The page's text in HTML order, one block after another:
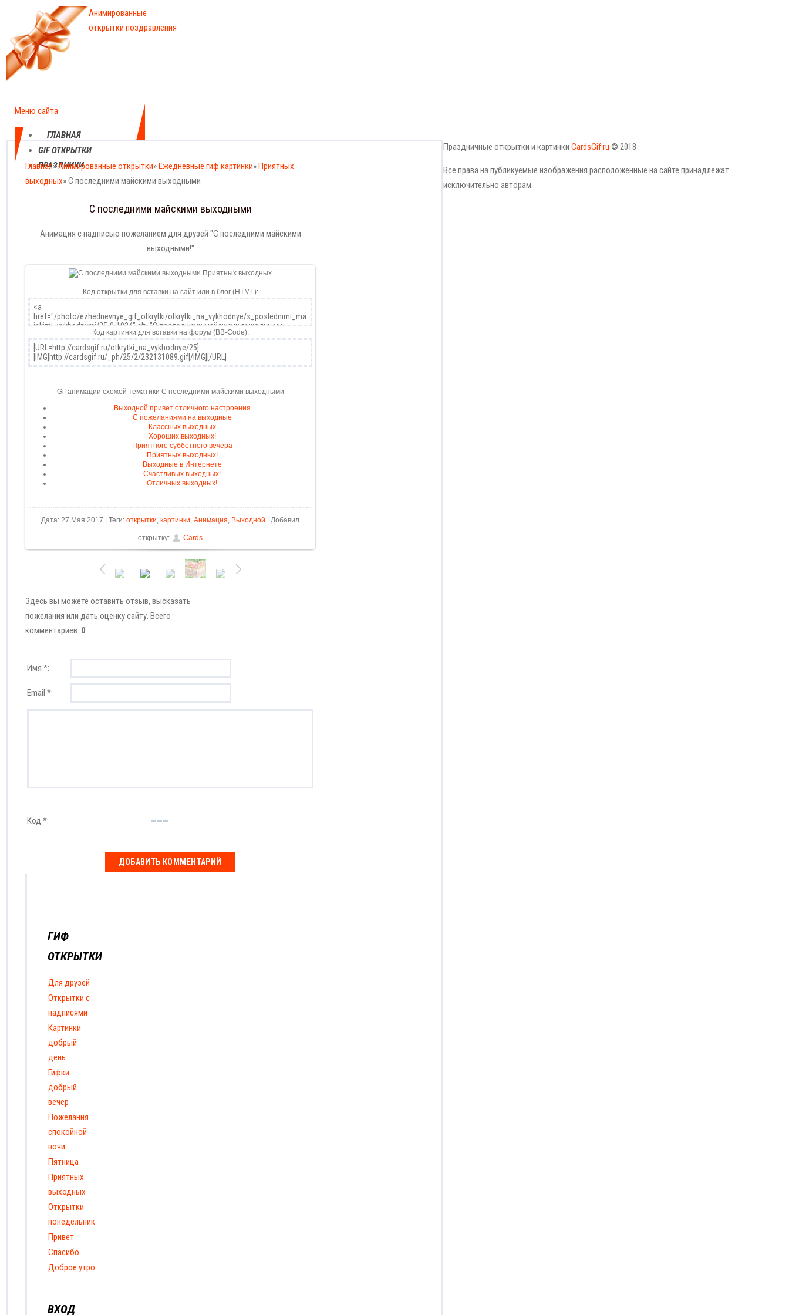
Анимированные
открытки поздравления
Меню сайта
ГЛАВНАЯ
GIF ОТКРЫТКИ
ПРАЗДНИКИ
ЕЖЕДНЕВНЫЕ
ПРОФЕССИОНАЛЬНЫЕ
Главная»Анимированные открытки»Ежедневные гиф картинки»Приятных
выходных» С последними майскими выходными
С последними майскими выходными
Анимация с надписью пожеланием для друзей "С последними майскими
выходными!"
Код открытки для вставки на сайт или в блог (HTML):
Код картинки для вставки на форум (BB-Code):
Gif анимации схожей тематики С последними майскими выходными
Выходной привет отличного настроения
С пожеланиями на выходные
Классных выходных
Хороших выходных!
Приятного субботнего вечера
Приятных выходных!
Выходные в Интернете
Счастливых выходных!
Отличных выходных!
Дата: 27 Мая 2017 | Теги:открытки,картинки,Анимация, Выходной | Добавил
открытку: Cards
Здесь вы можете оставить отзыв, высказать
пожелания или дать оценку сайту. Всего
комментариев: 0
Имя *:
Email *:
Код *:
ГИФ
ОТКРЫТКИ
Для друзей
Открытки с
надписями
Картинки
добрый
день
Гифки
добрый
вечер
Пожелания
спокойной
ночи
Пятница
Приятных
выходных
Открытки
понедельник
Привет
Спасибо
Доброе утро
ВХОД
Праздничные открытки и картинки CardsGif.ru © 2018
Все права на публикуемые изображения расположенные на сайте принадлежат
исключительно авторам.